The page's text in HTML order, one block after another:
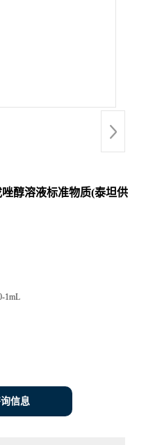
醇溶液标准物质(泰坦供
1mL
信息